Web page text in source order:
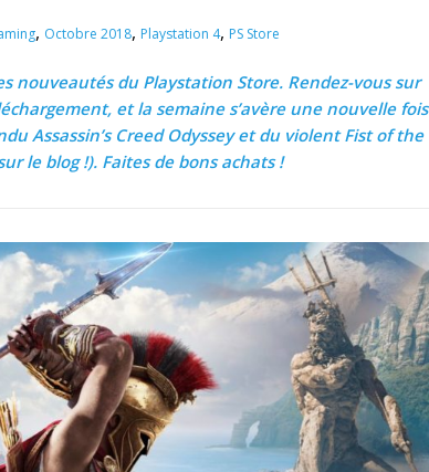
, Octobre 2018, Playstation 4, PS Store
nouveautés du Playstation Store. Rendez-vous sur
et la semaine s’avère une nouvelle fois
Assassin’s Creed Odyssey et du violent Fist of the
le blog !). Faites de bons achats !